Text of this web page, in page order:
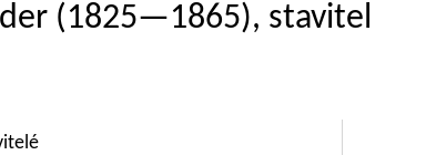
(1825—1865), stavitel